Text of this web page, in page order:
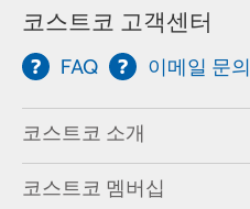
코스트코 고객센터
FAQ 이메일 문의
코스트코 소개
코스트코 멤버십